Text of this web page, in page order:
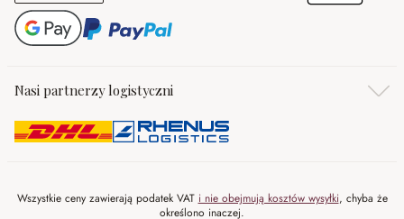
Nasi partnerzy logistyczni
Wszystkie ceny zawierają podatek VAT i nie obejmują kosztów wysyłki, chyba że
określono inaczej.